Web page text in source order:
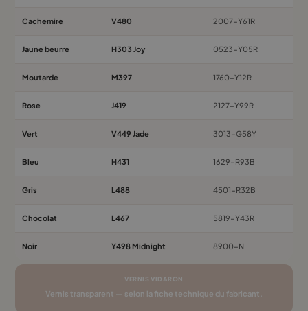
Cachemire V480 2007-Y61R
Jaune beurre H303 Joy 0523-Y05R
Moutarde M397 1760-Y12R
Rose J419 2127-Y99R
Vert V449 Jade 3013-G58Y
Bleu H431 1629-R93B
Gris L488 4501-R32B
Chocolat L467 5819-Y43R
Noir Y498 Midnight 8900-N
VERNIS VIDARON
Vernis transparent — selon la fiche technique du fabricant.